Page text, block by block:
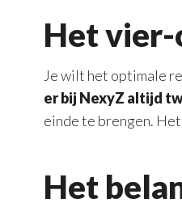
Het
Je wilt het optimale
er bij NexyZ altijd
einde te brengen.
Het